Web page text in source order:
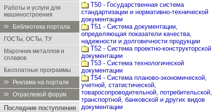
Работы и услуги для
машиностроения
Библиотека портала
ГОСТы, ОСТы, ТУ
Марочник металлов и
сплавов
Бесплатные программы
Реклама на портале
Отраслевой форум
Последние поступления
Т50 - Государственная система
стандартизации и нормативно-технической
документации
Т51 - Система документации,
определяющая показатели качества,
надежности и долговечности продукции
Т52 - Система проектно-конструкторской
документации
Т53 - Система технологической
документации
Т54 - Система планово-экономической,
учетной, статистической,
товаросопроводительной, потребительской,
транспортной, банковской и других видов
документации